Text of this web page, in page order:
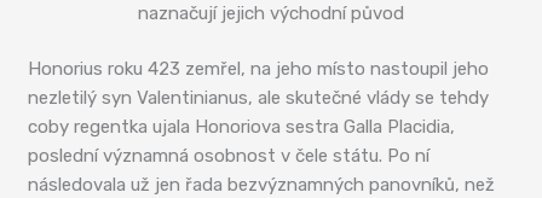
naznačují jejich východní původ
Honorius roku 423 zemřel, na jeho místo nastoupil jeho
nezletilý syn Valentinianus, ale skutečné vlády se tehdy
coby regentka ujala Honoriova sestra Galla Placidia,
poslední významná osobnost v čele státu. Po ní
následovala už jen řada bezvýznamných panovníků, než